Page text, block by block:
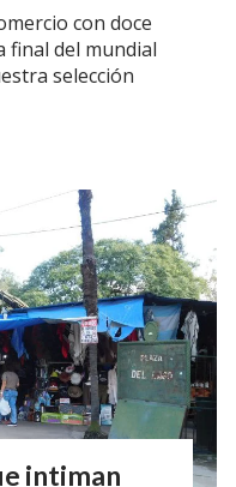
con doce
final del mundial
selección
intiman